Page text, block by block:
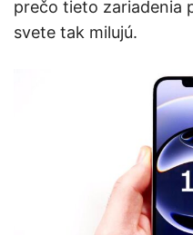
prečo tieto zariadenia
svete tak milujú.